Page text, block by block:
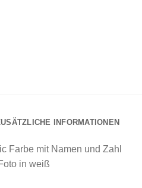
INFORMATIONEN
Farbe mit Namen und Zahl
in weiß